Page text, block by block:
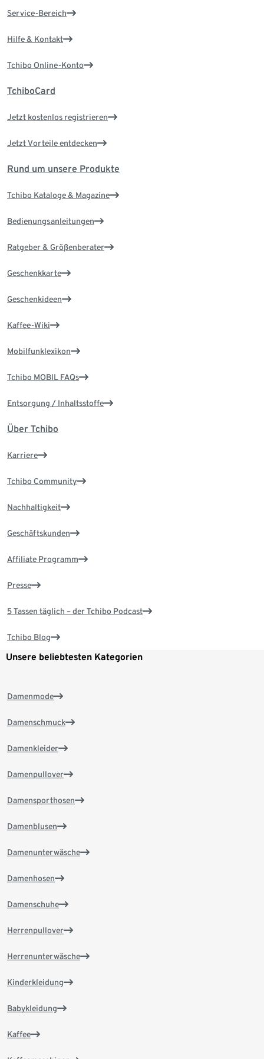
Service-Bereich
Hilfe & Kontakt
Tchibo Online-Konto
TchiboCard
Jetzt kostenlos registrieren
Jetzt Vorteile entdecken
Rund um unsere Produkte
Tchibo Kataloge & Magazine
Bedienungsanleitungen
Ratgeber & Größenberater
Geschenkkarte
Geschenkideen
Kaffee-Wiki
Mobilfunklexikon
Tchibo MOBIL FAQs
Entsorgung / Inhaltsstoffe
Über Tchibo
Karriere
Tchibo Community
Nachhaltigkeit
Geschäftskunden
Affiliate Programm
Presse
5 Tassen täglich – der Tchibo Podcast
Tchibo Blog
Unsere beliebtesten Kategorien
Damenmode
Damenschmuck
Damenkleider
Damenpullover
Damensporthosen
Damenblusen
Damenunterwäsche
Damenhosen
Damenschuhe
Herrenpullover
Herrenunterwäsche
Kinderkleidung
Babykleidung
Kaffee